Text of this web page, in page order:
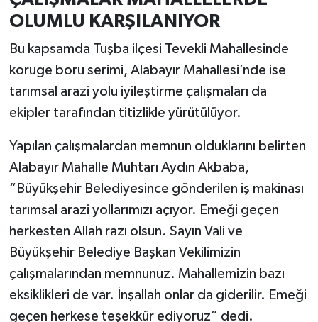
OLUMLU KARŞILANIYOR
Bu kapsamda Tuşba ilçesi Tevekli Mahallesinde
koruge boru serimi, Alabayır Mahallesi’nde ise
tarımsal arazi yolu iyileştirme çalışmaları da
ekipler tarafından titizlikle yürütülüyor.
Yapılan çalışmalardan memnun olduklarını belirten
Alabayır Mahalle Muhtarı Aydın Akbaba,
“Büyükşehir Belediyesince gönderilen iş makinası
tarımsal arazi yollarımızı açıyor. Emeği geçen
herkesten Allah razı olsun. Sayın Vali ve
Büyükşehir Belediye Başkan Vekilimizin
çalışmalarından memnunuz. Mahallemizin bazı
eksiklikleri de var. İnşallah onlar da giderilir. Emeği
geçen herkese teşekkür ediyoruz” dedi.